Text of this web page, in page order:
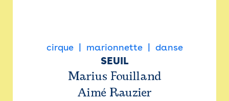
cirque marionnette danse
SEUIL
Marius Fouilland
Aimé Rauzier